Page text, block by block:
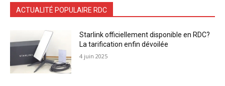
ACTUALITÉ POPULAIRE RDC
Starlink officiellement disponible en RDC?
La tarification enfin dévoilée
4 juin 2025